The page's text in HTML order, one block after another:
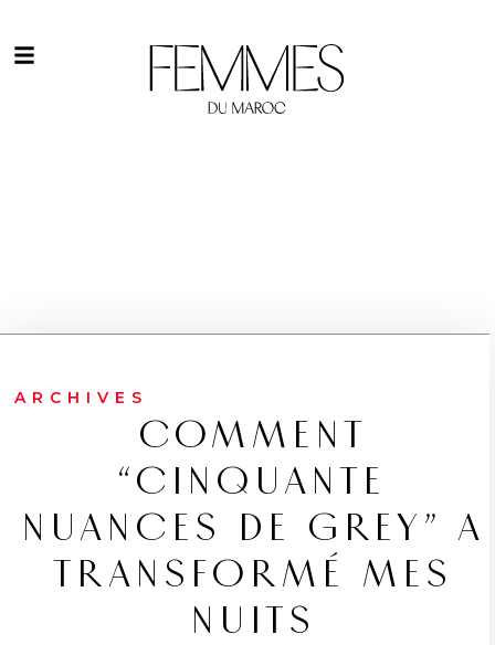
ARCHIVES
COMMENT
“CINQUANTE
NUANCES DE GREY” A
TRANSFORMÉ MES
NUITS